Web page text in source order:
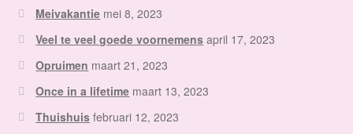
Meivakantie mei 8, 2023
Veel te veel goede voornemens april 17, 2023
Opruimen maart 21, 2023
Once in a lifetime maart 13, 2023
Thuishuis februari 12, 2023